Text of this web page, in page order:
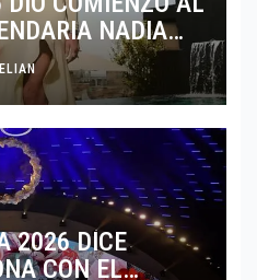
NADIA
2026 DICE
CON EL